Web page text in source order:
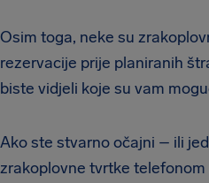
Osim toga, neke su
rezervacije prije planiranih
biste vidjeli koje su vam
Ako ste stvarno očajni – ili
zrakoplovne tvrtke